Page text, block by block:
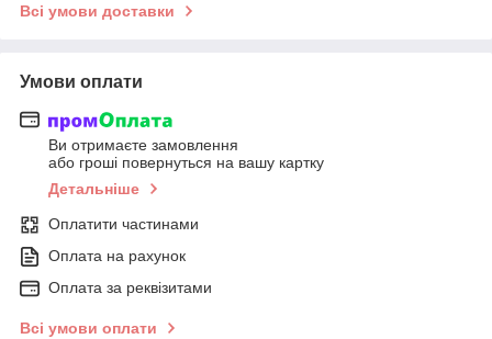
Всі умови доставки
Умови оплати
Ви отримаєте замовлення
або гроші повернуться на вашу картку
Детальніше
Оплатити частинами
Оплата на рахунок
Оплата за реквізитами
Всі умови оплати